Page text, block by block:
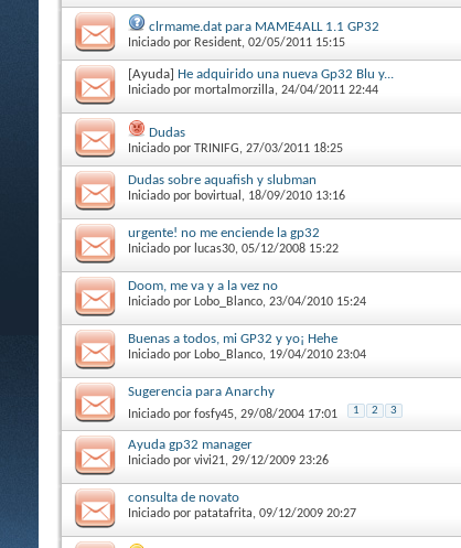
clrmame.dat para MAME4ALL 1.1 GP32
Iniciado por Resident, 02/05/2011 15:15
[Ayuda] He adquirido una nueva Gp32 Blu y...
Iniciado por mortalmorzilla, 24/04/2011 22:44
Dudas
Iniciado por TRINIFG, 27/03/2011 18:25
Dudas sobre aquafish y slubman
Iniciado por bovirtual , 18/09/2010 13:16
urgente! no me enciende la gp32
Iniciado por lucas30, 05/12/2008 15:22
Doom, me va y a la vez no
Iniciado por Lobo_Blanco, 23/04/2010 15:24
Buenas a todos, mi GP32 y yo¡ Hehe
Iniciado por Lobo_Blanco, 19/04/2010 23:04
Sugerencia para Anarchy
Iniciado por fosfy45, 29/08/2004 17:01 1 2 3
Ayuda gp32 manager
Iniciado por vivi21, 29/12/2009 23:26
consulta de novato
Iniciado por patatafrita, 09/12/2009 20:27